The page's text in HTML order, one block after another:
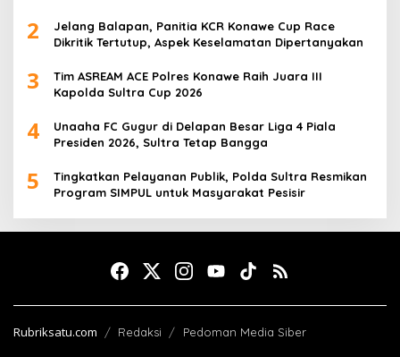
2
Jelang Balapan, Panitia KCR Konawe Cup Race
Dikritik Tertutup, Aspek Keselamatan Dipertanyakan
3
Tim ASREAM ACE Polres Konawe Raih Juara III
Kapolda Sultra Cup 2026
4
Unaaha FC Gugur di Delapan Besar Liga 4 Piala
Presiden 2026, Sultra Tetap Bangga
5
Tingkatkan Pelayanan Publik, Polda Sultra Resmikan
Program SIMPUL untuk Masyarakat Pesisir
Rubriksatu.com Redaksi Pedoman Media Siber